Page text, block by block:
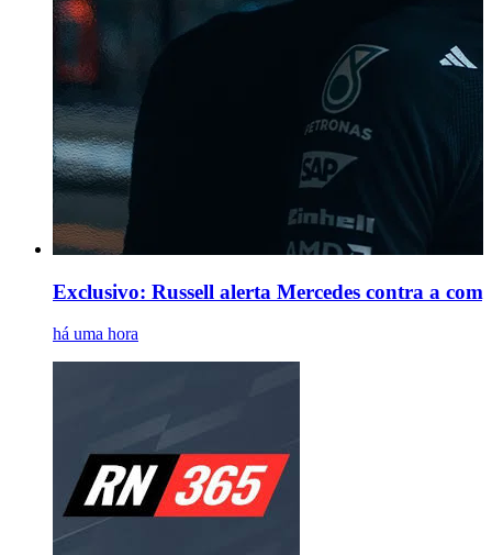
Exclusivo: Russell alerta Mercedes contra a
há uma hora